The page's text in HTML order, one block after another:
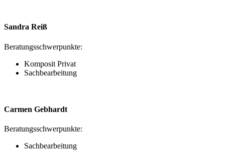
Sandra Reiß
Beratungsschwerpunkte:
Komposit Privat
Sachbearbeitung
Carmen Gebhardt
Beratungsschwerpunkte:
Sachbearbeitung